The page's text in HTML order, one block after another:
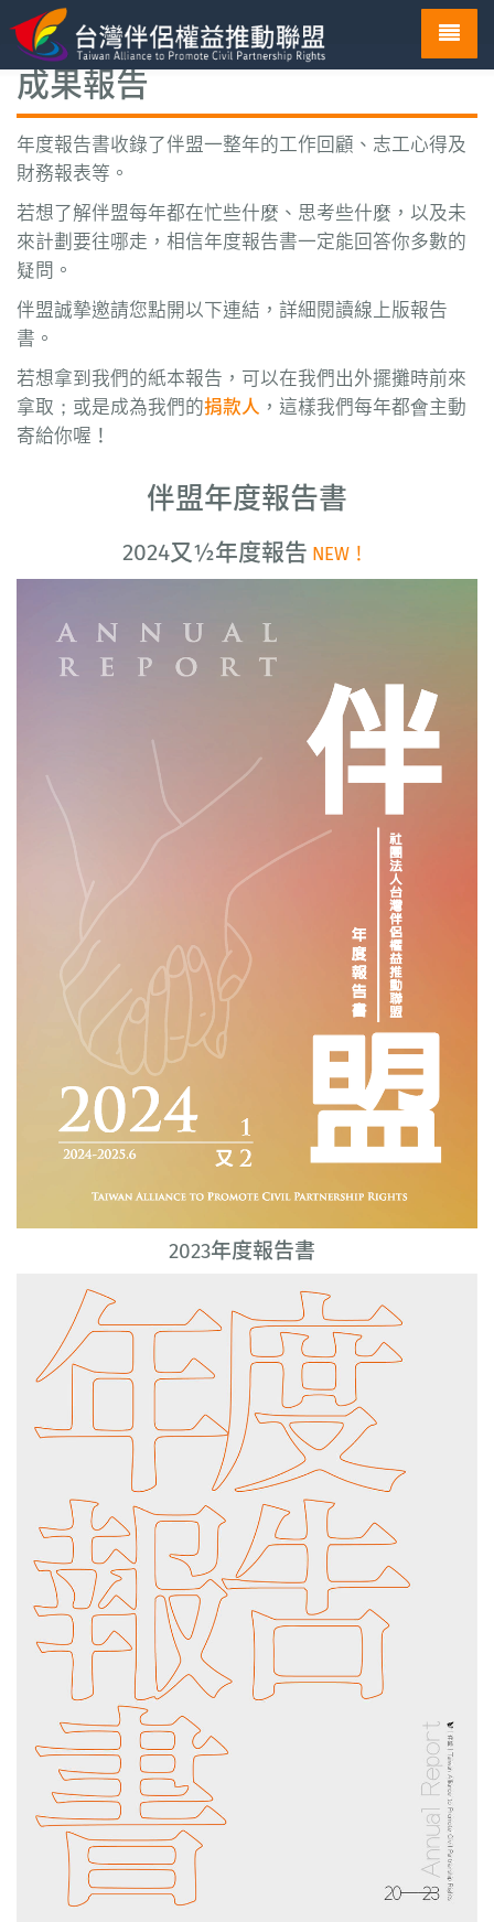
成果報告
年度報告書收錄了伴盟一整年的工作回顧、志工心得及
財務報表等。
若想了解伴盟每年都在忙些什麼、思考些什麼，以及未
來計劃要往哪走，相信年度報告書一定能回答你多數的
疑問。
伴盟誠摯邀請您點開以下連結，詳細閱讀線上版報告
書。
若想拿到我們的紙本報告，可以在我們出外擺攤時前來
拿取；或是成為我們的捐款人 ，這樣我們每年都會主動
寄給你喔！
伴盟年度報告書
2024又½年度報告 NEW！
2023年度報告書